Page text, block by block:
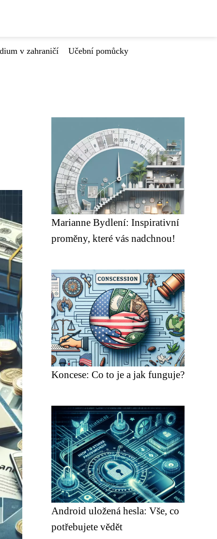
v zahraničí
Učební pomůcky
Marianne Bydlení: Inspirativní
proměny, které vás nadchnou!
Koncese: Co to je a jak funguje?
Android uložená hesla: Vše, co
potřebujete vědět